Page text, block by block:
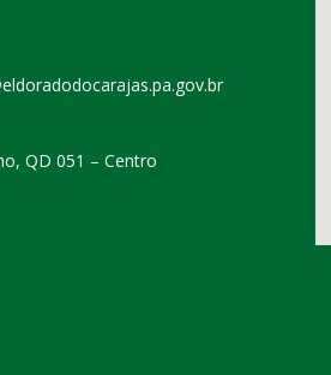
QD 051 – Centro